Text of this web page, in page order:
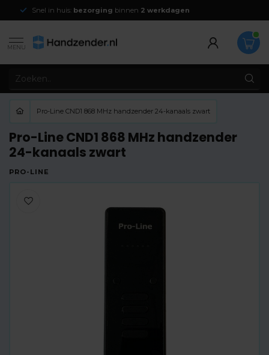
Snel in huis: bezorging binnen 2 werkdagen
MENU
Pro-Line CND1 868 MHz handzender 24-kanaals zwart
Pro-Line CND1 868 MHz handzender
24-kanaals zwart
PRO-LINE